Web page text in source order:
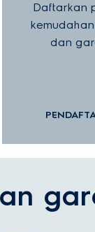
Daftarkan
dan